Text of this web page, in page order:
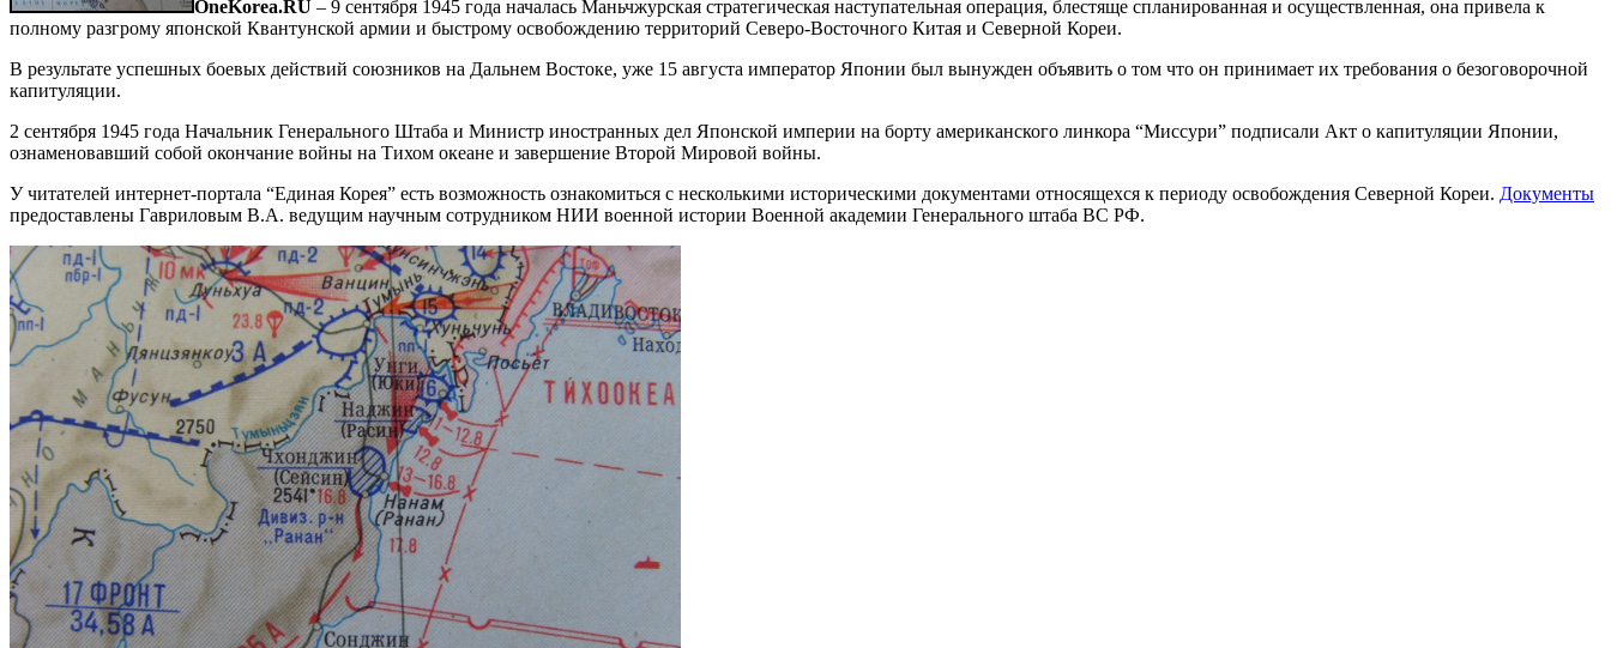
OneKorea.RU – 9 сентября 1945 года началась Маньчжурская стратегическая наступательная операция, блестяще спланированная и осуществленная, она привела к
полному разгрому японской Квантунской армии и быстрому освобождению территорий Северо-Восточного Китая и Северной Кореи.
В результате успешных боевых действий союзников на Дальнем Востоке, уже 15 августа император Японии был вынужден объявить о том что он принимает их требования о безоговорочной
капитуляции.
2 сентября 1945 года Начальник Генерального Штаба и Министр иностранных дел Японской империи на борту американского линкора “Миссури” подписали Акт о капитуляции Японии,
ознаменовавший собой окончание войны на Тихом океане и завершение Второй Мировой войны.
У читателей интернет-портала “Единая Корея” есть возможность ознакомиться с несколькими историческими документами относящехся к периоду освобождения Северной Кореи. Документы
предоставлены Гавриловым В.А. ведущим научным сотрудником НИИ военной истории Военной академии Генерального штаба ВС РФ.